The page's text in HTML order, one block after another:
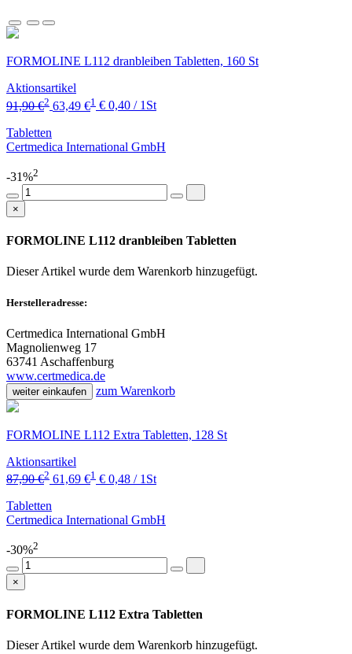
FORMOLINE L112 dranbleiben Tabletten, 160 St
Aktionsartikel
91,90 €2 63,49 €1 € 0,40 / 1St
Tabletten
Certmedica International GmbH
-31%2
×
FORMOLINE L112 dranbleiben Tabletten
Dieser Artikel wurde dem Warenkorb hinzugefügt.
Herstelleradresse:
Certmedica International GmbH
Magnolienweg 17
63741 Aschaffenburg
www.certmedica.de
weiter einkaufen zum Warenkorb
FORMOLINE L112 Extra Tabletten, 128 St
Aktionsartikel
87,90 €2 61,69 €1 € 0,48 / 1St
Tabletten
Certmedica International GmbH
-30%2
×
FORMOLINE L112 Extra Tabletten
Dieser Artikel wurde dem Warenkorb hinzugefügt.